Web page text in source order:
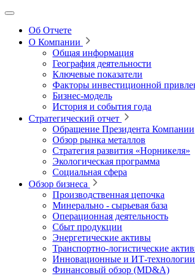
Об Отчете
О Компании
Общая информация
География деятельности
Ключевые показатели
Факторы инвестиционной
Бизнес-модель
История и события года
Стратегический отчет
Обращение Президента Компании
Обзор рынка металлов
Стратегия развития «Норникеля»
Экологическая программа
Социальная сфера
Обзор бизнеса
Производственная цепочка
Минерально ‑ сырьевая база
Операционная деятельность
Сбыт продукции
Энергетические активы
Транспортно-логистические
Инновационные и ИТ‑технологии
Финансовый обзор (MD&A)